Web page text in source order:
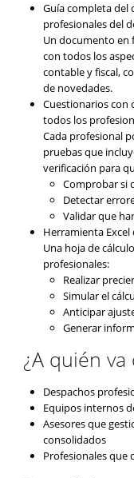
Guía completa del
profesionales del
Un documento en
con todos los
contable y fiscal,
de novedades.
Cuestionarios con
todos los
Cada profesional
pruebas que
verificación para
Comprobar si
Detectar
Validar que
Herramienta Excel
Una hoja de
profesionales:
Realizar
Simular el
Anticipar
Generar
¿A quién va
Despachos
Equipos internos
Asesores que
consolidados
Profesionales que